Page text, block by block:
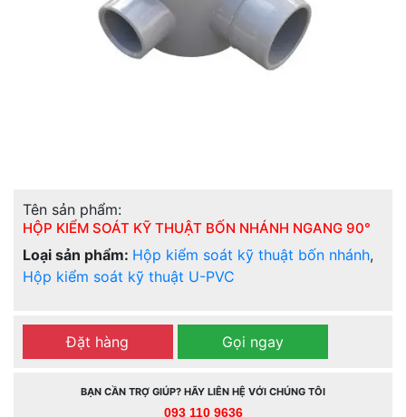
Tên sản phẩm:
HỘP KIỂM SOÁT KỸ THUẬT BỐN NHÁNH NGANG 90°
Loại sản phẩm: Hộp kiểm soát kỹ thuật bốn nhánh,
Hộp kiểm soát kỹ thuật U-PVC
Đặt hàng Gọi ngay
BẠN CẦN TRỢ GIÚP? HÃY LIÊN HỆ VỚI CHÚNG TÔI
093 110 9636